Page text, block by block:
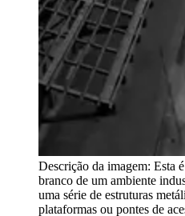
Descrição da imagem: Esta
branco de um ambiente
uma série de estruturas
plataformas ou pontes de